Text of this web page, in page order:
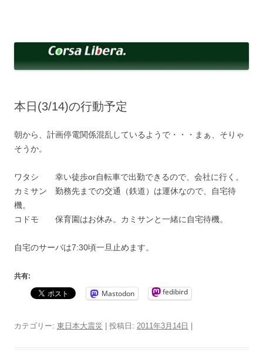
へ
ッ
本日(3/14)の行動予定
朝から、計画停電関係混乱しているようで・・・まぁ、そりゃ
そうか。
ワタシ 幸い徒歩or自転車で出勤できるので、会社に行く。
カミサン 勤務先までの交通（鉄道）は運休なので、自宅待
機。
コドモ 保育園はお休み。カミサンと一緒に自宅待機。
自宅のサーバは7:30頃一旦止めます。
共有:
Mastodon fedibird
カテゴリー: 東日本大震災 | 投稿日: 2011年3月14日 |